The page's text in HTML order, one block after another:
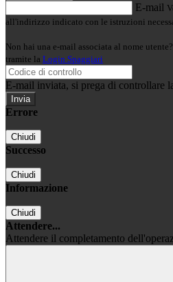
E-mail
all'indirizzo indicato con le istruzioni
Non hai una e-mail associata al nome
tramite la Login Spaggiari
E-mail inviata, si prega di controllare
Errore
Chiudi
Successo
Chiudi
Informazione
Chiudi
Attendere...
Attendere il completamento